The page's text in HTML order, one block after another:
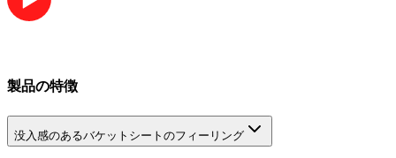
製品の特徴
没入感のあるバケットシートのフィーリング